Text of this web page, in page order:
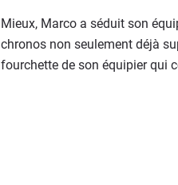
Mieux, Marco a séduit son
chronos non seulement déjà
fourchette de son équipier qui